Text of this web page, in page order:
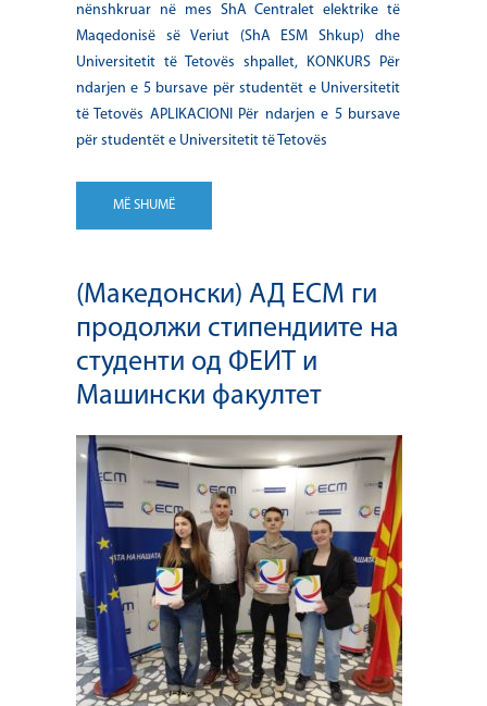
nënshkruar në mes ShA Centralet elektrike të
Maqedonisë së Veriut (ShA ESM Shkup) dhe
Universitetit të Tetovës shpallet, KONKURS Për
ndarjen e 5 bursave për studentët e Universitetit
të Tetovës APLIKACIONI Për ndarjen e 5 bursave
për studentët e Universitetit të Tetovës
MË SHUMË
(Македонски) АД ЕСМ ги
продолжи стипендиите на
студенти од ФЕИТ и
Машински факултет